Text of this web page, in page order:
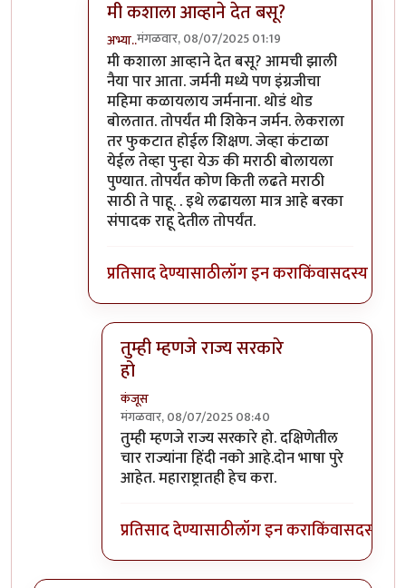
मी कशाला आव्हाने देत बसू?
अभ्या..मंगळवार, 08/07/2025 01:19
In reply toमग सरळ सरळ त्रीभाषा सूत्रीलाच
मी कशाला आव्हाने देत बसू? आमची झाली
नैया पार आता. जर्मनी मध्ये पण इंग्रजीचा
महिमा कळायलाय जर्मनाना. थोडं थोड
बोलतात. तोपर्यंत मी शिकेन जर्मन. लेकराला
तर फुकटात होईल शिक्षण. जेव्हा कंटाळा
येईल तेव्हा पुन्हा येऊ की मराठी बोलायला
पुण्यात. तोपर्यंत कोण किती लढते मराठी
साठी ते पाहू. . इथे लढायला मात्र आहे बरका
संपादक राहू देतील तोपर्यंत.
प्रतिसाद देण्यासाठीलॉग इन कराकिंवासदस्य व्हा
तुम्ही म्हणजे राज्य सरकारे
हो
कंजूस
मंगळवार, 08/07/2025 08:40
In reply toमी कशाला आव्हाने देत बसू?
तुम्ही म्हणजे राज्य सरकारे हो. दक्षिणेतील
चार राज्यांना हिंदी नको आहे.दोन भाषा पुरे
आहेत. महाराष्ट्रातही हेच करा.
प्रतिसाद देण्यासाठीलॉग इन कराकिंवासदस्य व्हा